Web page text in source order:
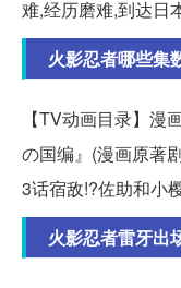
难,经历磨难,到达日
火影忍者哪些集
【TV动画目录】漫
の国编』(漫画原著
3话宿敌!?佐助和小
火影忍者雷牙出